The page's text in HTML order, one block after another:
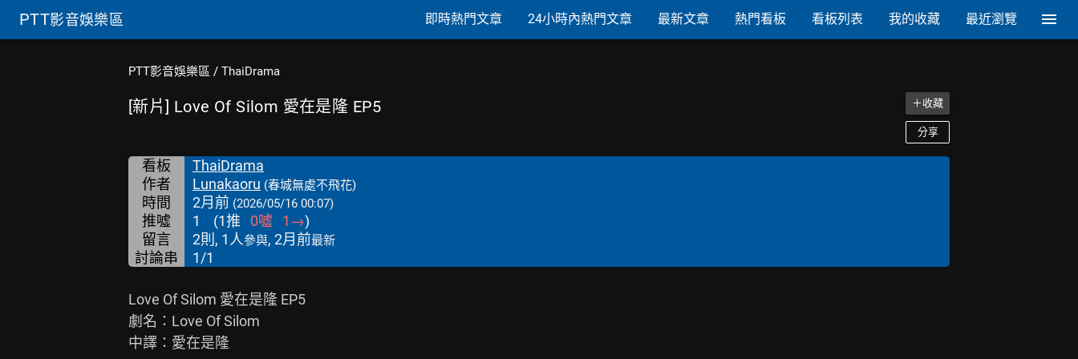
PTT影音娛樂區 即時熱門文章 24小時內熱門文章 最新文章 熱門看板 看板列表 我的收藏 最近瀏覽
PTT影音娛樂區 / ThaiDrama
[新片] Love Of Silom 愛在是隆 EP5 ＋收藏
分享
看板
ThaiDrama
作者
Lunakaoru (春城無處不飛花)
時間 2月前 (2026/05/16 00:07)
推噓 1 (1推 0噓 1 →)
留言
2則, 1人參與, 2月前最新
討論串 1/1
Love Of Silom 愛在是隆 EP5
劇名：Love Of Silom
中譯：愛在是隆